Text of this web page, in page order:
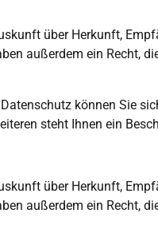
über Herkunft,
außerdem ein Recht,
können Sie
steht Ihnen ein
über Herkunft,
außerdem ein Recht,